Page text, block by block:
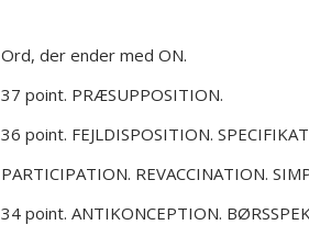
Ord, der ender med ON.
37 point. PRÆSUPPOSITION.
36 point. FEJLDISPOSITION.
PARTICIPATION. REVACCINATION.
34 point. ANTIKONCEPTION.